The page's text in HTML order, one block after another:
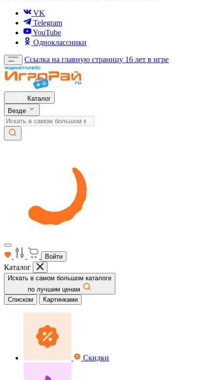
VK
Telegram
YouTube
Одноклассники
Ссылка на главную страницу 16 лет в игре
Каталог
Везде
Войти
Каталог
Искать в самом большом каталоге
по лучшим ценам
Списком
Картинками
Скидки